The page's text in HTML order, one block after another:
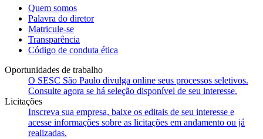
Quem somos
Palavra do diretor
Matricule-se
Transparência
Código de conduta ética
Oportunidades de trabalho
O SESC São Paulo divulga online seus processos seletivos.
Consulte agora se há seleção disponível de seu interesse.
Licitações
Inscreva sua empresa, baixe os editais de seu interesse e
acesse informações sobre as licitações em andamento ou já
realizadas.